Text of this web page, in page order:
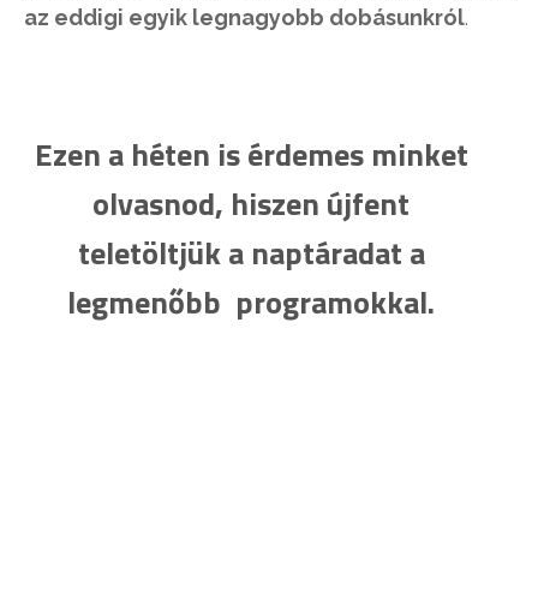
az eddigi egyik legnagyobb dobásunkról.
Ezen a héten is érdemes minket
olvasnod, hiszen újfent
teletöltjük a naptáradat a
legmenőbb programokkal.